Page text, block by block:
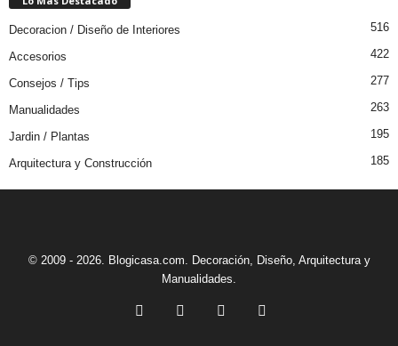
Decoracion / Diseño de Interiores 516
Accesorios 422
Consejos / Tips 277
Manualidades 263
Jardin / Plantas 195
Arquitectura y Construcción 185
© 2009 - 2026. Blogicasa.com. Decoración, Diseño, Arquitectura y
Manualidades.